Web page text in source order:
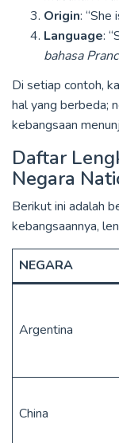
Origin: “She
Language:
bahasa
Di setiap contoh,
hal yang berbeda;
kebangsaan
Daftar
Negara
Berikut ini adalah
kebangsaannya,
NEGARA
Argentina
China